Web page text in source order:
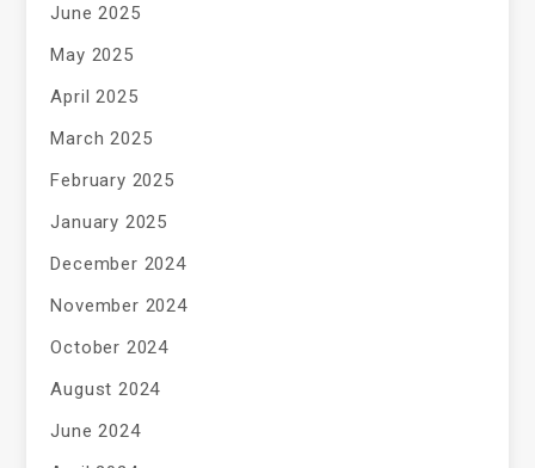
June 2025
May 2025
April 2025
March 2025
February 2025
January 2025
December 2024
November 2024
October 2024
August 2024
June 2024